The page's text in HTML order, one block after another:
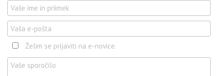
Želim se prijaviti na e-novice.